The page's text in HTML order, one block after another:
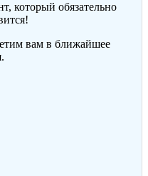
который обязательно
вам в ближайшее